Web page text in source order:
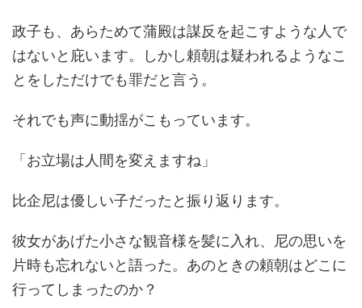
政子も、あらためて蒲殿は謀反を起こすような人で
はないと庇います。しかし頼朝は疑われるようなこ
とをしただけでも罪だと言う。
それでも声に動揺がこもっています。
「お立場は人間を変えますね」
比企尼は優しい子だったと振り返ります。
彼女があげた小さな観音様を髪に入れ、尼の思いを
片時も忘れないと語った。あのときの頼朝はどこに
行ってしまったのか？